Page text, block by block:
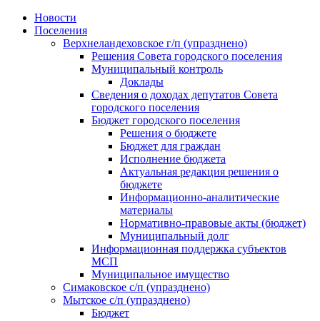
Skip
Новости
Поселения
Верхнеландеховское г/п (упразднено)
Решения Совета городского поселения
Муниципальный контроль
Доклады
Сведения о доходах депутатов Совета
городского поселения
Бюджет городского поселения
Решения о бюджете
Бюджет для граждан
Исполнение бюджета
Актуальная редакция решения о
бюджете
Информационно-аналитические
материалы
Нормативно-правовые акты (бюджет)
Муниципальный долг
Информационная поддержка субъектов
МСП
Муниципальное имущество
Симаковское с/п (упразднено)
Мытское с/п (упразднено)
Бюджет